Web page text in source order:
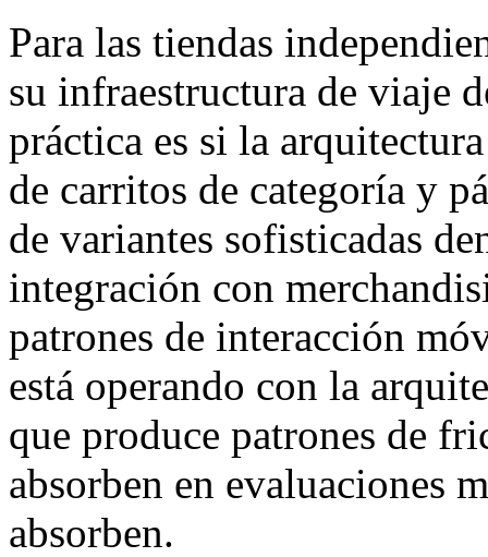
Para las tiendas
su infraestructura de viaje
práctica es si la
de carritos de categoría y
de variantes sofisticadas
integración con
patrones de interacción
está operando con la
que produce patrones de
absorben en evaluaciones
absorben.